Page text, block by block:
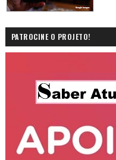
PATROCINE O PROJETO!